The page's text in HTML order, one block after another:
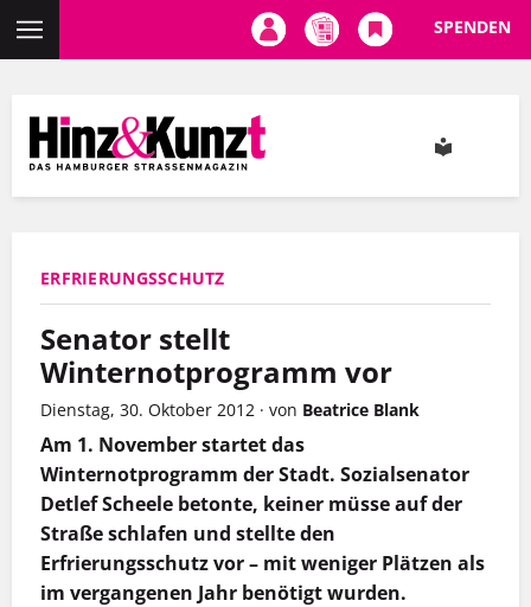
Inhalt
SPENDEN
ERFRIERUNGSSCHUTZ
Senator stellt
Winternotprogramm vor
Dienstag, 30. Oktober 2012 · von Beatrice Blank
Am 1. November startet das
Winternotprogramm der Stadt. Sozialsenator
Detlef Scheele betonte, keiner müsse auf der
Straße schlafen und stellte den
Erfrierungsschutz vor – mit weniger Plätzen als
im vergangenen Jahr benötigt wurden.